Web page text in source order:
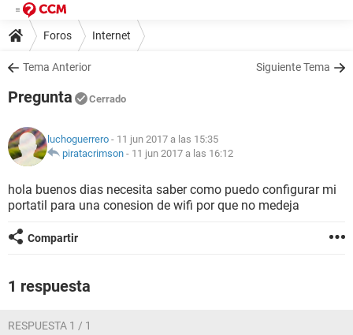
Foros Internet
Tema Anterior Siguiente Tema
Pregunta Cerrado
luchoguerrero - 11 jun 2017 a las 15:35
piratacrimson - 11 jun 2017 a las 16:12
hola buenos dias necesita saber como puedo configurar mi
portatil para una conesion de wifi por que no medeja
Compartir
1 respuesta
RESPUESTA 1 / 1